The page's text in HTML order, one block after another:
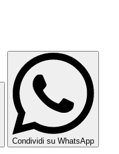
Condividi su WhatsApp